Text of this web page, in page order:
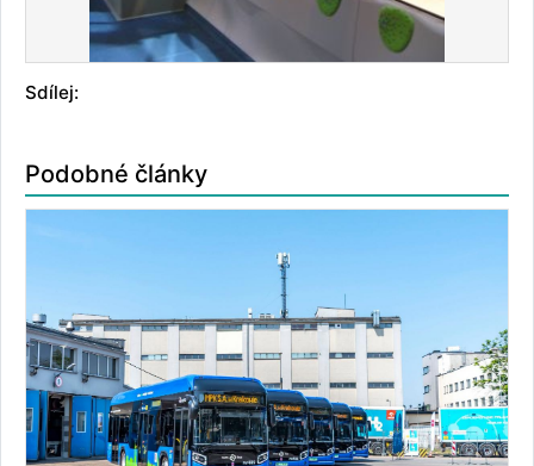
Sdílej:
Podobné články